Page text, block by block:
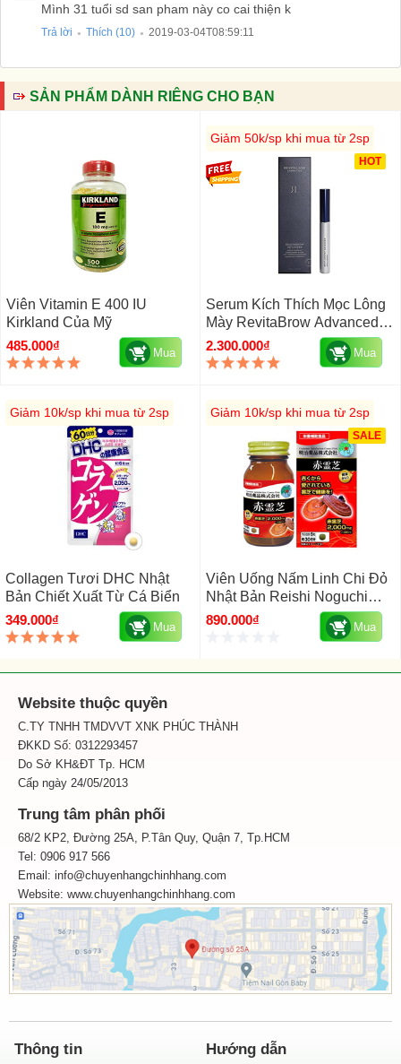
Mình 31 tuổi sd san pham này co cai thiện k
Trả lời ● Thích (10) ● 2019-03-04T08:59:11
SẢN PHẨM DÀNH RIÊNG CHO BẠN
Viên Vitamin E 400 IU
Kirkland Của Mỹ
485.000₫
Mua
HOT
Giảm 50k/sp khi mua từ 2sp
Serum Kích Thích Mọc Lông
Mày RevitaBrow Advanced
Của Mỹ
2.300.000₫ Mua
Giảm 10k/sp khi mua từ 2sp
Collagen Tươi DHC Nhật
Bản Chiết Xuất Từ Cá Biển
349.000₫
Mua
SALE
Giảm 10k/sp khi mua từ 2sp
Viên Uống Nấm Linh Chi Đỏ
Nhật Bản Reishi Noguchi
2000mg 240 Viên
890.000₫ Mua
Website thuộc quyền
C.TY TNHH TMDVVT XNK PHÚC THÀNH
ĐKKD Số: 0312293457
Do Sở KH&ĐT Tp. HCM
Cấp ngày 24/05/2013
Trung tâm phân phối
68/2 KP2, Đường 25A, P.Tân Quy, Quận 7, Tp.HCM
Tel: 0906 917 566
Email: info@chuyenhangchinhhang.com
Website: www.chuyenhangchinhhang.com
Thông tin Hướng dẫn